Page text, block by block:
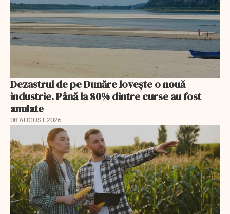
Dezastrul de pe Dunăre lovește o nouă
industrie. Până la 80% dintre curse au fost
anulate
08 AUGUST 2026